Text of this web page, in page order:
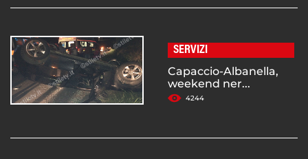
SERVIZI
Capaccio-Albanella,
weekend ner...
4244